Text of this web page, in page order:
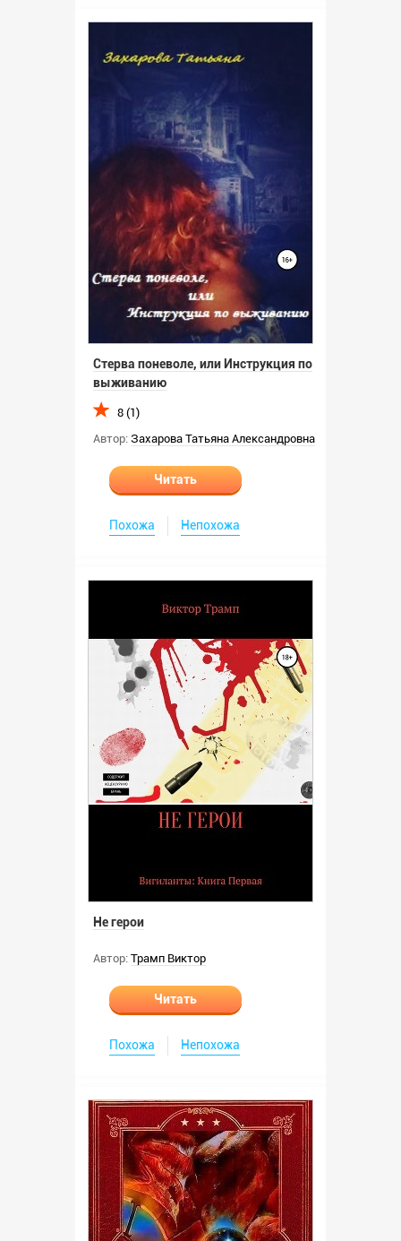
Стерва поневоле, или Инструкция по
выживанию
8 (1)
Автор: Захарова Татьяна Александровна
Читать
Похожа Непохожа
Не герои
Автор: Трамп Виктор
Читать
Похожа Непохожа